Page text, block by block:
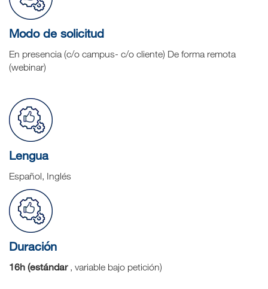
Modo de solicitud
En presencia (c/o campus- c/o cliente) De forma remota
(webinar)
Lengua
Español, Inglés
Duración
16h (estándar, variable bajo petición)